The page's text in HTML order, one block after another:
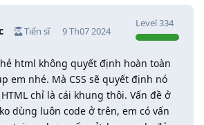
Tiến sĩ
Level334
9 Th07 2024
html không quyết định hoàn toàn
em nhé. Mà CSS sẽ quyết định nó
chỉ là cái khung thôi. Vấn đề ở
dùng luôn code ở trên, em có vấn